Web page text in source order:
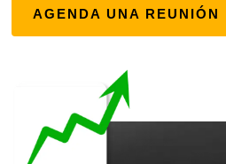
AGENDA UNA REUNIÓN